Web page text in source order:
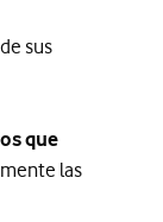
sus
que
las